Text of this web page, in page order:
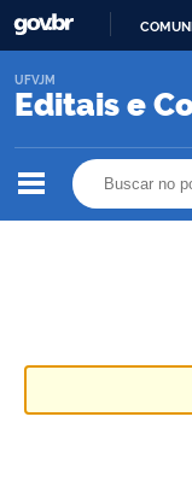
Editais e
UFVJM